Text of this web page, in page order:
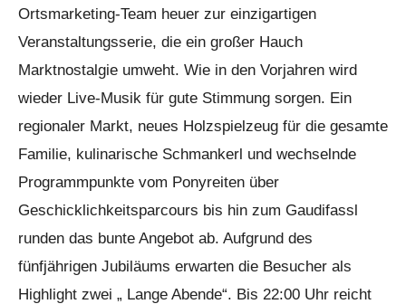
Ortsmarketing-Team heuer zur einzigartigen
Veranstaltungsserie, die ein großer Hauch
Marktnostalgie umweht. Wie in den Vorjahren wird
wieder Live-Musik für gute Stimmung sorgen. Ein
regionaler Markt, neues Holzspielzeug für die gesamte
Familie, kulinarische Schmankerl und wechselnde
Programmpunkte vom Ponyreiten über
Geschicklichkeitsparcours bis hin zum Gaudifassl
runden das bunte Angebot ab. Aufgrund des
fünfjährigen Jubiläums erwarten die Besucher als
Highlight zwei „ Lange Abende“. Bis 22:00 Uhr reicht